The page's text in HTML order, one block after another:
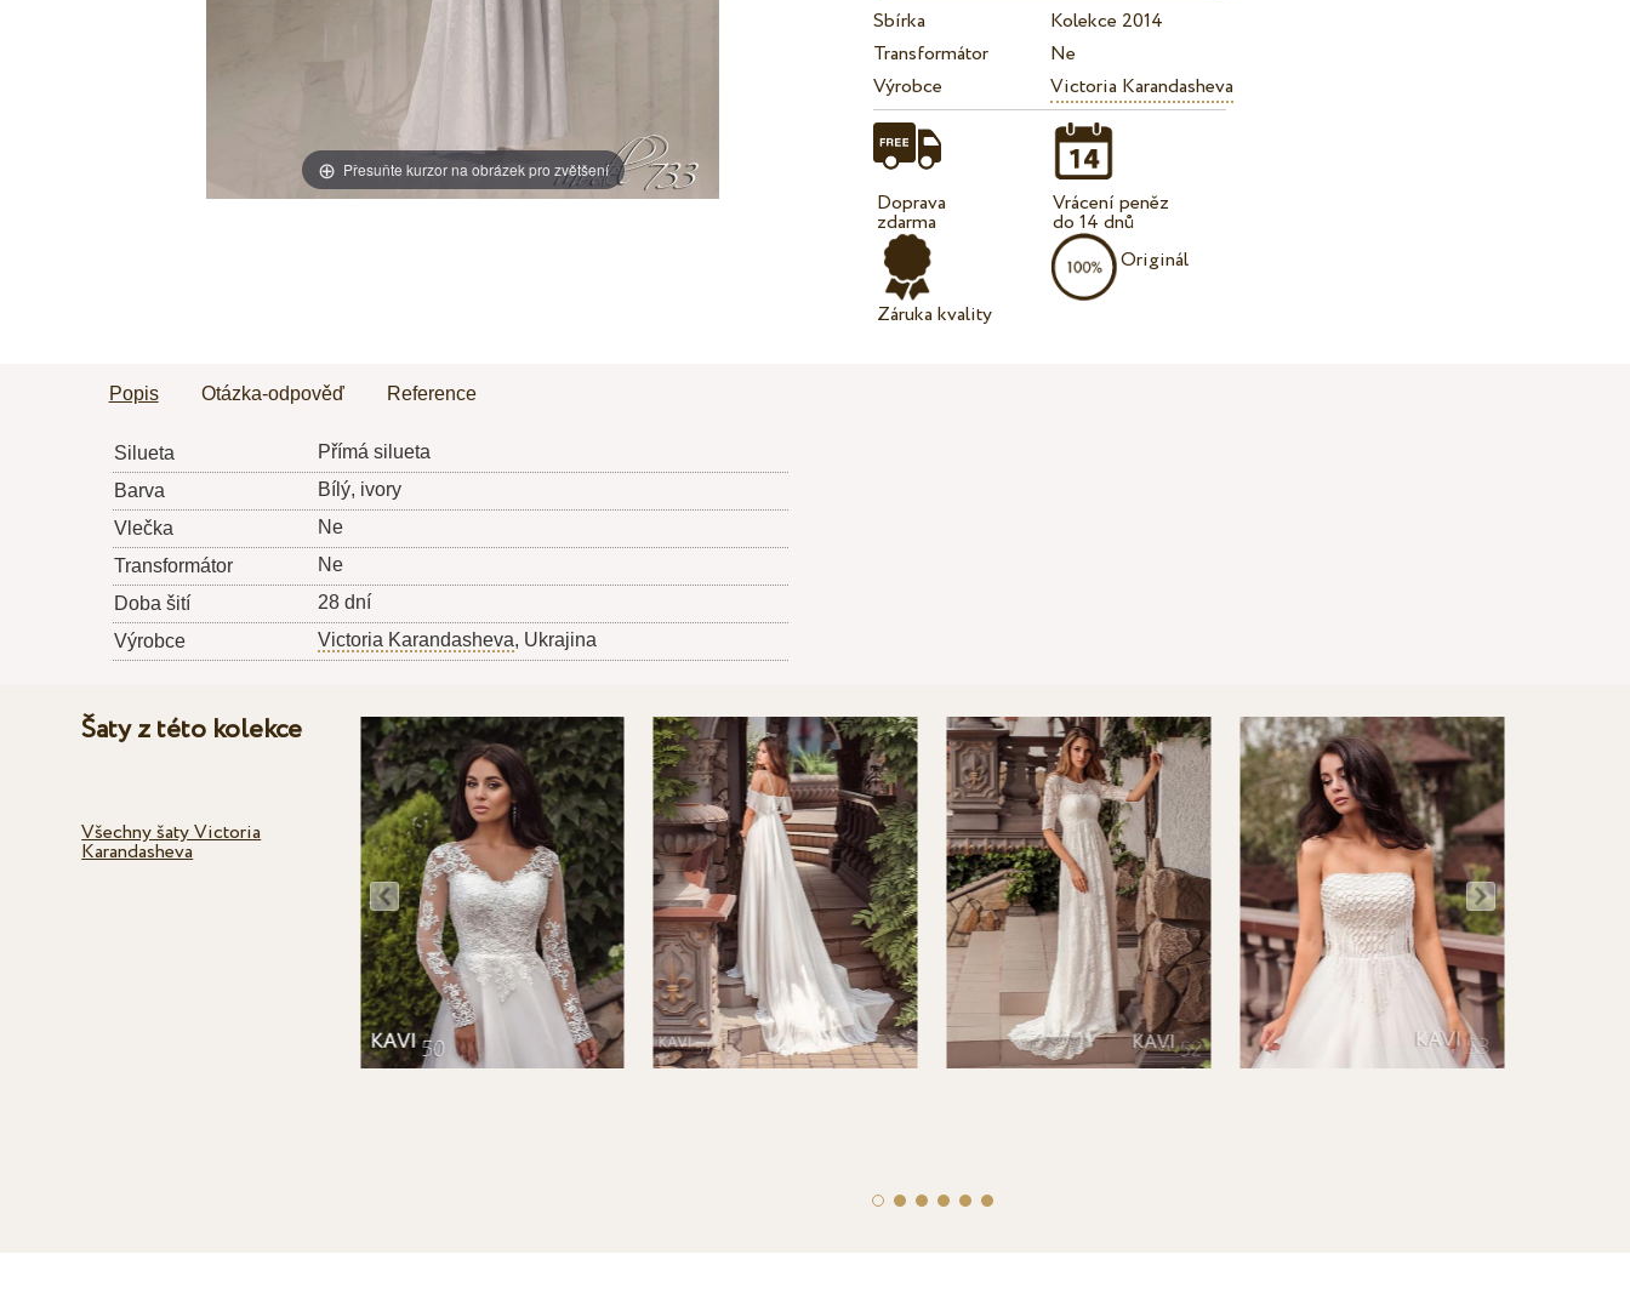
Přesuňte kurzor na obrázek pro zvětšení
Sbírka
Kolekce 2014
Transformátor
Ne
Výrobce
Victoria Karandasheva
Doprava
zdarma
Záruka kvality
Vrácení peněz
do 14 dnů
Originál
Popis Otázka-odpověď Reference
Silueta
Přímá silueta
Barva
Bílý, ivory
Vlečka
Ne
Transformátor
Ne
Doba šití
28 dní
Výrobce
Victoria Karandasheva, Ukrajina
Šaty z této kolekce
Všechny šaty Victoria
Karandasheva